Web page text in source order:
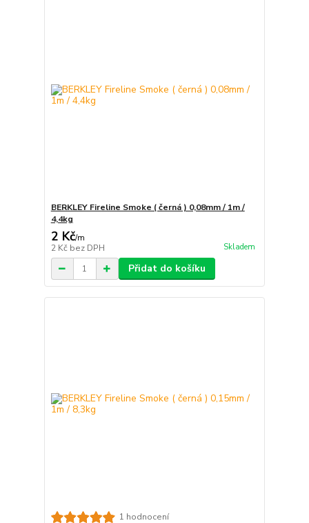
BERKLEY Fireline Smoke ( černá ) 0,08mm / 1m /
4,4kg
2 Kč/m
2 Kč bez DPH Skladem
Přidat do košíku
1 hodnocení